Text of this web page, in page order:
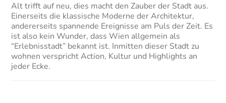
Mitglieder
News
Alt trifft auf neu, dies macht den Zauber der Stadt aus.
Einerseits die klassische Moderne der Architektur,
andererseits spannende Ereignisse am Puls der Zeit. Es
ist also kein Wunder, dass Wien allgemein als
“Erlebnisstadt” bekannt ist. Inmitten dieser Stadt zu
wohnen verspricht Action, Kultur und Highlights an
jeder Ecke.